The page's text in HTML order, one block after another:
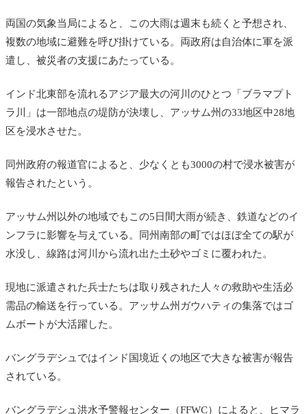
両国の気象当局によると、この大雨は週末も続くと予想され、
複数の地域に避難を呼び掛けている。両政府は自治体に軍を派
遣し、被災者の支援にあたっている。
インド北東部を流れるアジア最大の河川のひとつ「ブラマプト
ラ川」は一部地点の堤防が決壊し、アッサム州の33地区中28地
区を浸水させた。
同州政府の報道官によると、少なくとも3000の村で浸水被害が
報告されたという。
アッサム州以外の地域でもこの5日間大雨が続き、鉄道などのイ
ンフラに影響を与えている。同州南部の町ではほぼ全ての駅が
水没し、線路は河川から流れ出た土砂やゴミに覆われた。
現地に派遣された兵士たちは取り残された人々の救助や生活必
需品の輸送を行っている。アッサム州ガウハティの集落ではゴ
ムボートが大活躍した。
バングラデシュではインド国境近くの地区で大きな被害が報告
されている。
バングラデシュ洪水予警報センター（FFWC）によると、ヒマラ